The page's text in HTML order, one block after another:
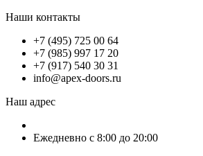
Наши контакты
+7 (495) 725 00 64
+7 (985) 997 17 20
+7 (917) 540 30 31
info@apex-doors.ru
Наш адрес
Ежедневно с 8:00 до 20:00